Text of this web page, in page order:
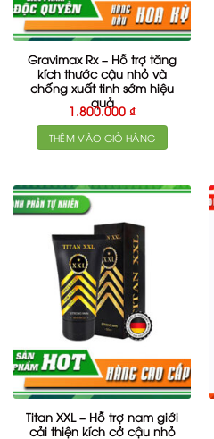
Gravimax Rx – Hỗ trợ tăng
kích thước cậu nhỏ và
chống xuất tinh sớm hiệu
quả
1.800.000 ₫
THÊM VÀO GIỎ HÀNG
Titan XXL – Hỗ trợ nam giới
cải thiện kích cở cậu nhỏ